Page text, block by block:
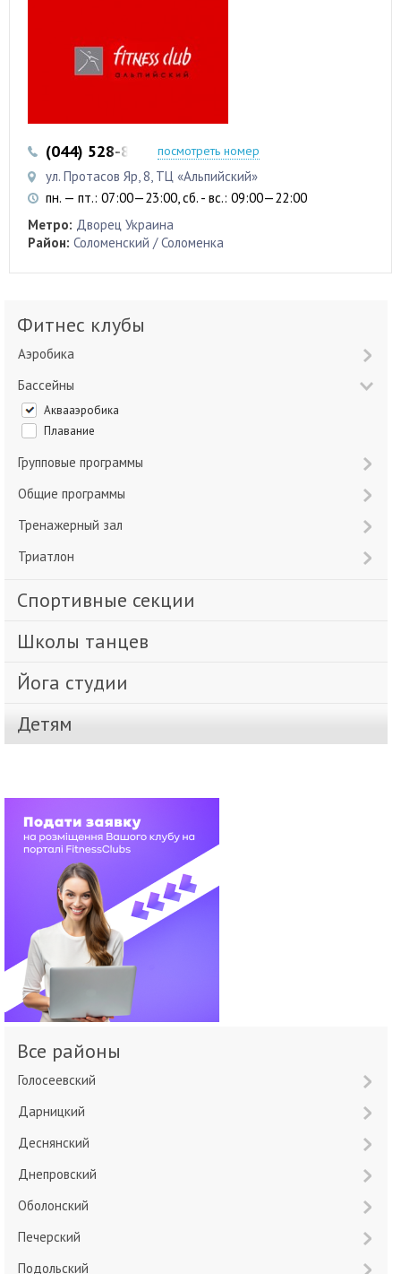
(044) 528-80-02 (044) 528-80-04
посмотреть номер
ул. Протасов Яр, 8, ТЦ «Альпийский»
пн. — пт.: 07:00—23:00, сб. - вс.: 09:00—22:00
Метро: Дворец Украина
Район: Соломенский / Соломенка
Фитнес клубы
Аэробика
Бассейны
Аквааэробика
Плавание
Групповые программы
Общие программы
Тренажерный зал
Триатлон
Спортивные секции
Школы танцев
Йога студии
Детям
Все районы
Голосеевский
Дарницкий
Деснянский
Днепровский
Оболонский
Печерский
Подольский